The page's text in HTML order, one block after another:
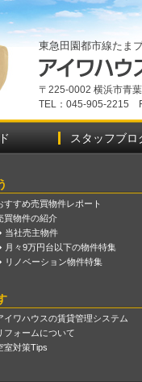
東急田園都市線たま
〒225-0002 横浜市青
TEL：045-905-2215
スタッフブロ
すすめ売買物件レポート
買物件の紹介
当社売主物件
月々9万円台以下の物件特集
リノベーション物件特集
イワハウスの賃貸管理システム
フォームについて
室対策Tips